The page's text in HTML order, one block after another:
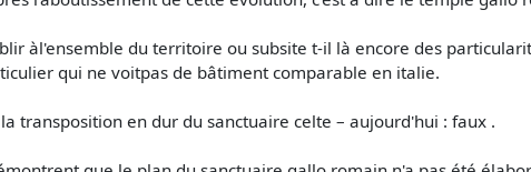
àl'ensemble du territoire ou subsite t-il là encore des
qui ne voitpas de bâtiment comparable en italie.
transposition en dur du sanctuaire celte – aujourd'hui : faux .